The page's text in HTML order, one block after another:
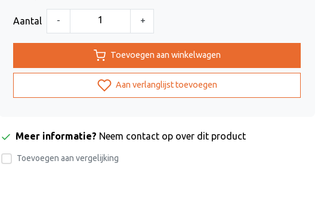
Aantal - +
Toevoegen aan winkelwagen
Aan verlanglijst toevoegen
Meer informatie? Neem contact op over dit product
Toevoegen aan vergelijking